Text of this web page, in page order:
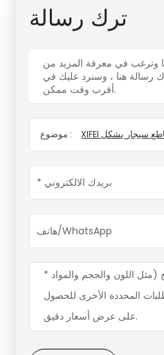
ترك رسالة
وترغب في معرفة المزيد من
رسالة هنا ، وسنرد عليك في
أقرب وقت ممكن.
موضوع :